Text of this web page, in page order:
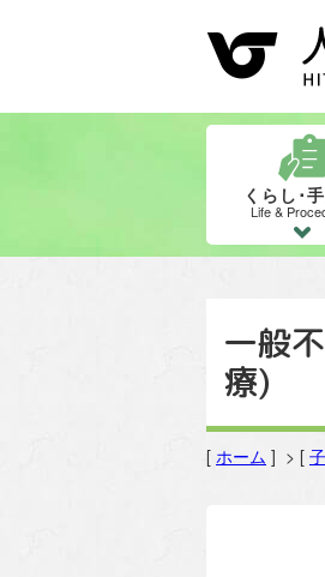
くらし･
Life &
一般
療)
[ ホーム ] > [